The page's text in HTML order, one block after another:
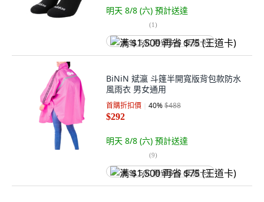
明天 8/8 (六) 預計送達
(1)
满 $1,500 再省 $75 (王道卡)
BiNiN 斌瀛 斗篷半開寬版背包款防水
風雨衣 男女通用
首購折扣價 40%$488
$292
明天 8/8 (六) 預計送達
(9)
满 $1,500 再省 $75 (王道卡)